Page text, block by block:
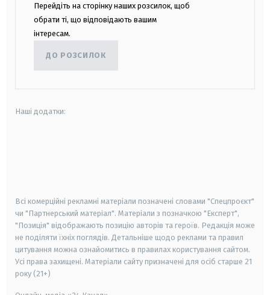
Перейдіть на сторінку наших розсилок, щоб
обрати ті, що відповідають вашим
інтересам.
ДО РОЗСИЛОК
Наші додатки:
Всі комерційні рекламні матеріали позначені словами "Спецпроєкт"
чи "Партнерський матеріал". Матеріали з позначкою "Експерт",
"Позиція" відображають позицію авторів та героїв. Редакція може
не поділяти їхніх поглядів. Детальніше щодо реклами та правил
цитування можна ознайомитись в правилах користування сайтом.
Усі права захищені. Матеріали сайту призначені для осіб старше 21
року (21+)